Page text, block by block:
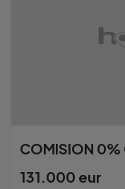
131.000 eur